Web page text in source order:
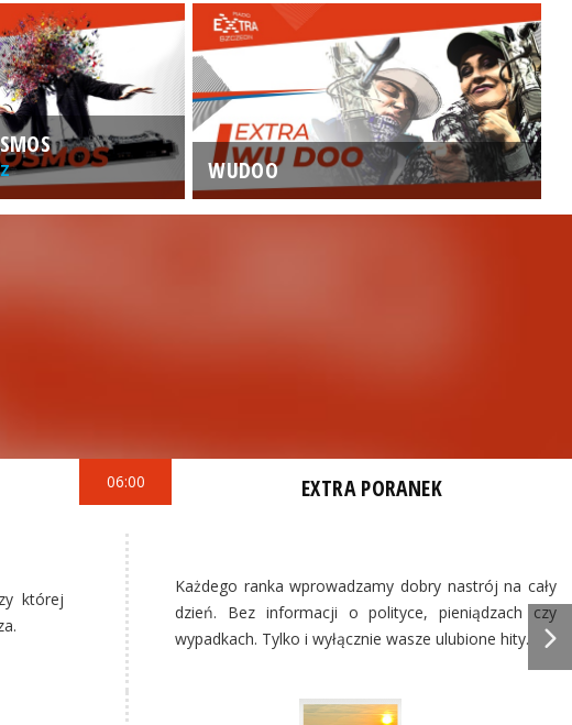
WUDOO
której
06:00 EXTRA PORANEK
Każdego ranka wprowadzamy dobry nastrój na cały
dzień. Bez informacji o polityce, pieniądzach czy
wypadkach. Tylko i wyłącznie wasze ulubione hity.